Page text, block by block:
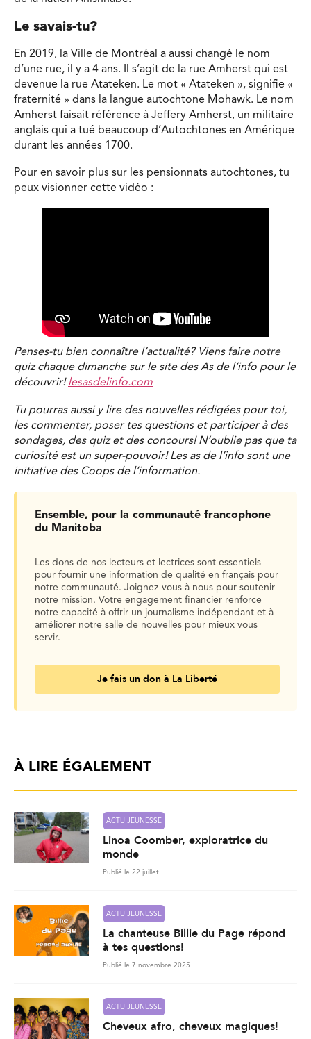
Le savais-tu?
En 2019, la Ville de Montréal a aussi changé le nom
d’une rue, il y a 4 ans. Il s’agit de la rue Amherst qui est
devenue la rue Atateken. Le mot « Atateken », signifie «
fraternité » dans la langue autochtone Mohawk. Le nom
Amherst faisait référence à Jeffery Amherst, un militaire
anglais qui a tué beaucoup d’Autochtones en Amérique
durant les années 1700.
Pour en savoir plus sur les pensionnats autochtones, tu
peux visionner cette vidéo :
Penses-tu bien connaître l’actualité? Viens faire notre
quiz chaque dimanche sur le site des As de l’info pour le
découvrir!lesasdelinfo.com
Tu pourras aussi y lire des nouvelles rédigées pour toi,
les commenter, poser tes questions et participer à des
sondages, des quiz et des concours! N’oublie pas que ta
curiosité est un super-pouvoir! Les as de l’info sont une
initiative des Coops de l’information.
Ensemble, pour la communauté francophone
du Manitoba
Les dons de nos lecteurs et lectrices sont essentiels
pour fournir une information de qualité en français pour
notre communauté. Joignez-vous à nous pour soutenir
notre mission. Votre engagement financier renforce
notre capacité à offrir un journalisme indépendant et à
améliorer notre salle de nouvelles pour mieux vous
servir.
Je fais un don à La Liberté
À LIRE ÉGALEMENT
ACTU JEUNESSE
Linoa Coomber, exploratrice du
monde
Publié le 22 juillet
ACTU JEUNESSE
La chanteuse Billie du Page répond
à tes questions!
Publié le 7 novembre 2025
ACTU JEUNESSE
Cheveux afro, cheveux magiques!